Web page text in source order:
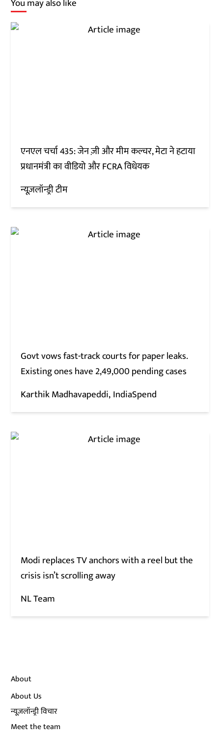
You may also like
एनएल चर्चा 435: जेन ज़ी और मीम कल्चर, मेटा ने हटाया
प्रधानमंत्री का वीडियो और FCRA विधेयक
न्यूज़लॉन्ड्री टीम
Govt vows fast-track courts for paper leaks.
Existing ones have 2,49,000 pending cases
Karthik Madhavapeddi IndiaSpend
Modi replaces TV anchors with a reel but the
crisis isn’t scrolling away
NL Team
About
About Us
न्यूज़लॉन्ड्री विचार
Meet the team